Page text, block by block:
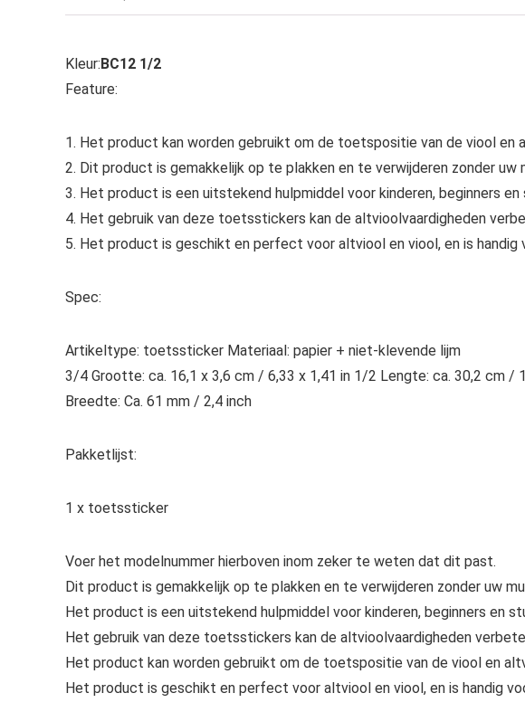
Kleur:BC12 1/2
Feature:
1. Het product kan worden gebruikt om de toetspositie van de viool en
2. Dit product is gemakkelijk op te plakken en te verwijderen zonder uw
3. Het product is een uitstekend hulpmiddel voor kinderen, beginners
4. Het gebruik van deze toetsstickers kan de altvioolvaardigheden
5. Het product is geschikt en perfect voor altviool en viool, en is
Spec:
Artikeltype: toetssticker Materiaal: papier + niet-klevende lijm
3/4 Grootte: ca. 16,1 x 3,6 cm / 6,33 x 1,41 in 1/2 Lengte: ca. 30,2 cm /
Breedte: Ca. 61 mm / 2,4 inch
Pakketlijst:
1 x toetssticker
Voer het modelnummer hierboven inom zeker te weten dat dit past.
Dit product is gemakkelijk op te plakken en te verwijderen zonder uw
Het product is een uitstekend hulpmiddel voor kinderen, beginners en
Het gebruik van deze toetsstickers kan de altvioolvaardigheden
Het product kan worden gebruikt om de toetspositie van de viool en
Het product is geschikt en perfect voor altviool en viool, en is handig